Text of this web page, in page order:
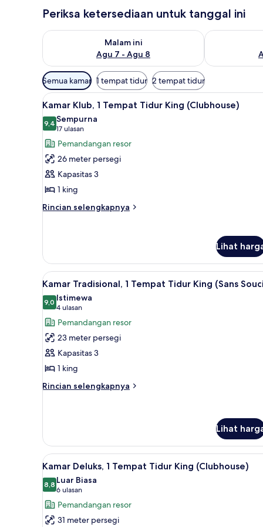
Periksa ketersediaan untuk tanggal ini
Malam ini
Agu 7 - Agu 8
Periksa ketersediaan untuk malam ini Agu 7 - Agu 8
Periksa
Filter
tersedia
untuk
kamar
Semua kamar 1 tempat tidur 2 tempat tidur
Lihat
semua
foto
untuk
Kamar
Klub,
1
Tempat
Tidur
Kamar Klub, 1 Tempat Tidur
7
Kamar Klub, 1 Tempat Tidur King (Clubhouse)
9,49,4 dari 10
Sempurna
17 ulasan
(17
ulasan)
Pemandangan resor
26 meter persegi
Kapasitas 3
1 king
Rincian selengkapnya
Rincian
Klub,
Tempat
King
(Clubhouse)
Lihat
Lihat
semua
foto
untuk
Kamar
Tradisional,
1
Tempat
Tidur
Kamar Tradisional, 1 Tempat
8
Kamar Tradisional, 1 Tempat Tidur King (Sans
9,09,0 dari 10
Istimewa
4 ulasan
(4
ulasan)
Pemandangan resor
23 meter persegi
Kapasitas 3
1 king
Rincian selengkapnya
Rincian
Tradisional,
Tempat
Tidur
King
(Sans
Souci)
Lihat
Lihat
semua
foto
untuk
Kamar
Kamar Deluks, 1 Tempat
7
Kamar Deluks, 1 Tempat Tidur King (Clubhouse)
8,88,8 dari 10
Luar Biasa
6 ulasan
(6
ulasan)
Pemandangan resor
31 meter persegi